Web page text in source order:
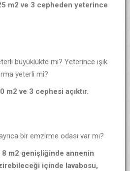
m2 ve 3 cepheden yeterince
büyüklükte mi? Yeterince ışık
yeterli mi?
ve 3 cephesi açıktır.
bir emzirme odası var mı?
m2 genişliğinde annenin
içinde lavabosu,